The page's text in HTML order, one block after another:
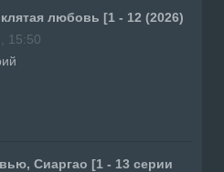
любовь [1 - 12 (2026)
15:50
Сиаргао [1 - 13 серии